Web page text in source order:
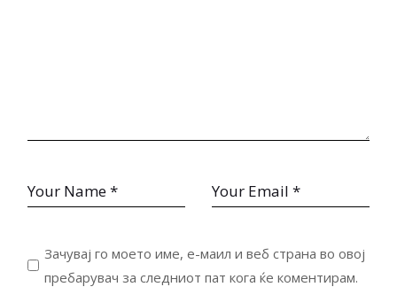
Зачувај го моето име, е-маил и веб страна во овој
пребарувач за следниот пат кога ќе коментирам.